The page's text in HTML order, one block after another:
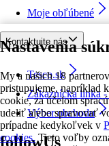
Nastavenia
My a našich 18
pristupujeme, napríklad
cookie, za účelom
udeliť alebo spravovať
prípadne kedykoľvek v
cookies. Tieto voľby
Moje obľúbené
Kontaktujte nás
Tesco.sk
Zákaznícka linka
Výber obchodu
followUs